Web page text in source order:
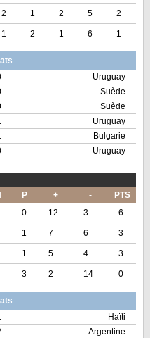
2 1 2 5 2
1 2 1 6 1
Uruguay
Suède
Suède
Uruguay
Bulgarie
Uruguay
P + -
PTS
0 12 3 6
1 7 6 3
1 5 4 3
3 2 14 0
Haïti
Argentine